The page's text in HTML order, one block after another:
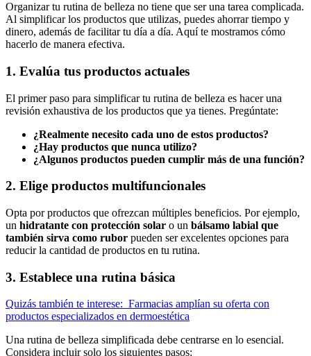
Organizar tu rutina de belleza no tiene que ser una tarea complicada.
Al simplificar los productos que utilizas, puedes ahorrar tiempo y
dinero, además de facilitar tu día a día. Aquí te mostramos cómo
hacerlo de manera efectiva.
1. Evalúa tus productos actuales
El primer paso para simplificar tu rutina de belleza es hacer una
revisión exhaustiva de los productos que ya tienes. Pregúntate:
¿Realmente necesito cada uno de estos productos?
¿Hay productos que nunca utilizo?
¿Algunos productos pueden cumplir más de una función?
2. Elige productos multifuncionales
Opta por productos que ofrezcan múltiples beneficios. Por ejemplo,
un hidratante con protección solar o un bálsamo labial que
también sirva como rubor pueden ser excelentes opciones para
reducir la cantidad de productos en tu rutina.
3. Establece una rutina básica
Quizás también te interese: Farmacias amplían su oferta con
productos especializados en dermoestética
Una rutina de belleza simplificada debe centrarse en lo esencial.
Considera incluir solo los siguientes pasos: